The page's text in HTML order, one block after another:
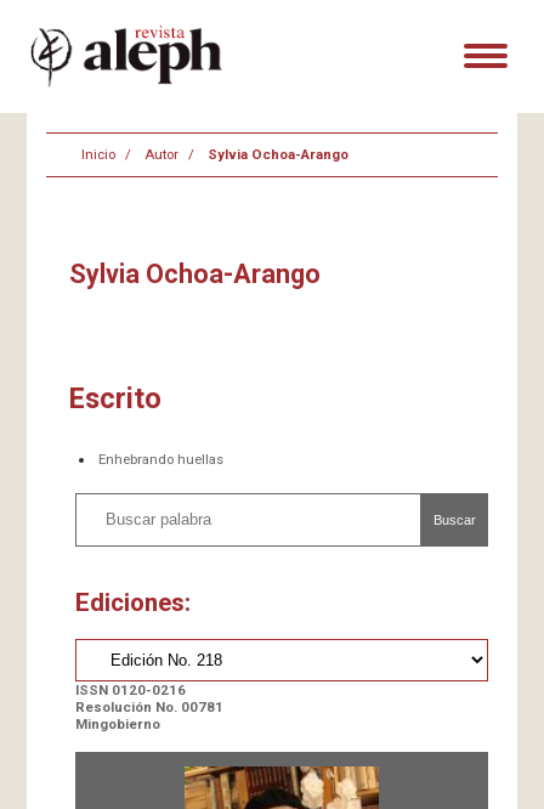
Inicio Autor Sylvia Ochoa-Arango
Sylvia Ochoa-Arango
Escrito
Enhebrando huellas
Buscar
Ediciones:
ISSN 0120-0216
Resolución No. 00781
Mingobierno